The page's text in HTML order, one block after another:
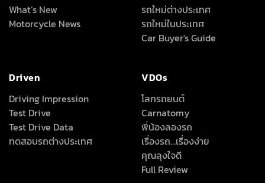
What’s New
Motorcycle News
รถใหม่ต่างประเทศ
รถใหม่ในประเทศ
Car Buyer's Guide
Driven
Driving Impression
Test Drive
Test Drive Data
ทดสอบรถต่างประเทศ
VDOs
โลกรถยนต์
Carnatomy
พี่น้องลองรถ
เรื่องรถ…เรื่องง่าย
คุณลุงใจดี
Full Review